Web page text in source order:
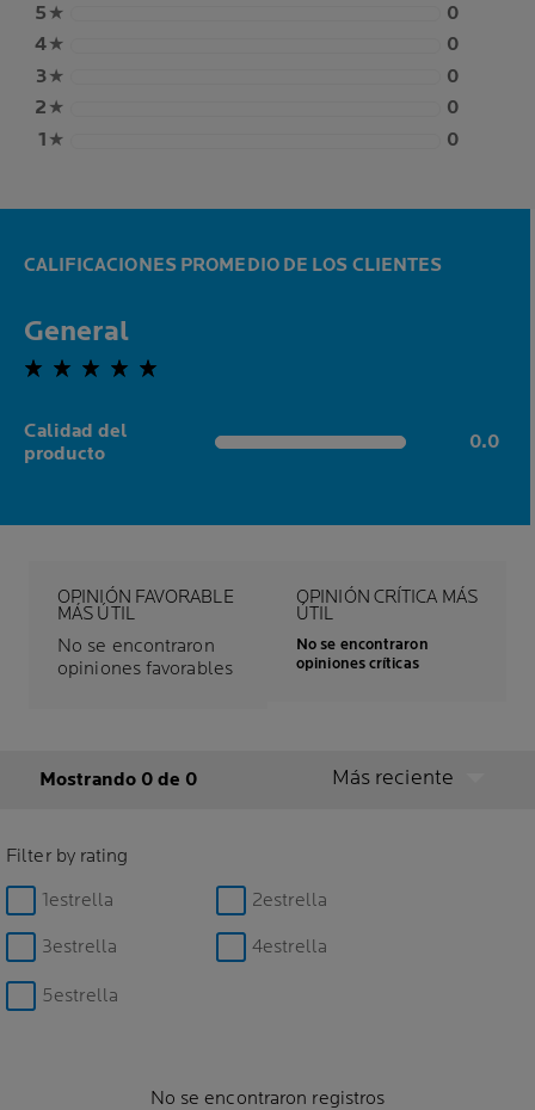
5 ★
0
4★
0
3★
0
2 ★
0
1 ★ 0
CALIFICACIONES PROMEDIO DE LOS CLIENTES
General
0.0 out of 5 stars
Calidad del
producto
0.0 out of 5 stars 0.0
OPINIÓN FAVORABLE
MÁS ÚTIL
No se encontraron
opiniones favorables
OPINIÓN CRÍTICA MÁS
ÚTIL
No se encontraron
opiniones críticas
Mostrando 0 de 0 Más reciente
Filter by rating
1estrella
2estrella
3estrella 4estrella
5estrella
No se encontraron registros